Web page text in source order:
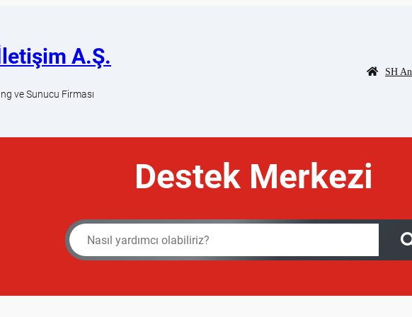
A.Ş.
ve Sunucu Firması
SH
Destek Merkezi